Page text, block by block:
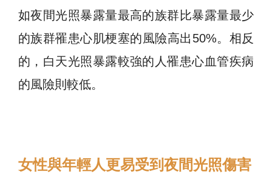
如夜間光照暴露量最高的族群比暴露量最少
的族群罹患心肌梗塞的風險高出50%。相反
的，白天光照暴露較強的人罹患心血管疾病
的風險則較低。
女性與年輕人更易受到夜間光照傷害